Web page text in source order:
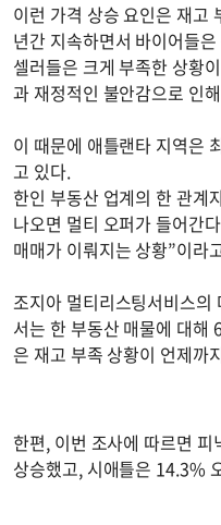
이런 가격 상승 요인은 재고
년간 지속하면서 바이어들
셀러들은 크게 부족한 상황
과 재정적인 불안감으로 인
이 때문에 애틀랜타 지역은
고 있다.
한인 부동산 업계의 한 관계
나오면 멀티 오퍼가 들어간
매매가 이뤄지는 상황”이라
조지아 멀티리스팅서비스의
서는 한 부동산 매물에 대해
은 재고 부족 상황이 언제까
한편, 이번 조사에 따르면
상승했고, 시애틀은 14.3%